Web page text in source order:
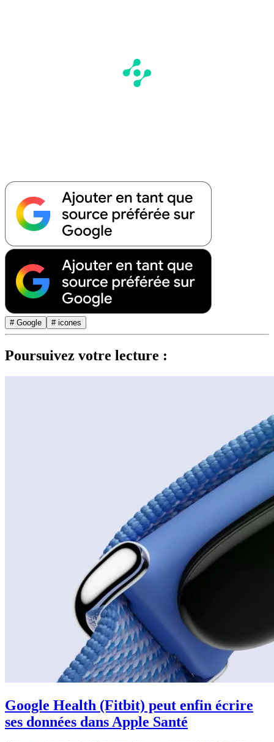
# Google # icones
Poursuivez votre lecture :
Google Health (Fitbit) peut enfin écrire
ses données dans Apple Santé